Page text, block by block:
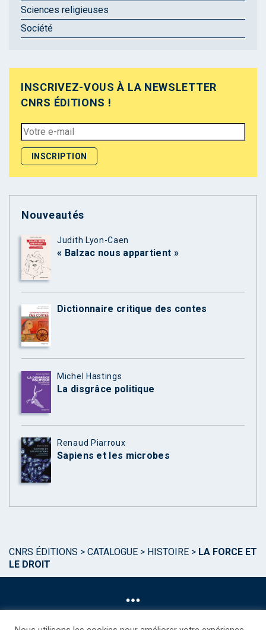
Sciences religieuses
Société
INSCRIVEZ-VOUS À LA NEWSLETTER
CNRS ÉDITIONS !
Nouveautés
Judith Lyon-Caen
« Balzac nous appartient »
Dictionnaire critique des contes
Michel Hastings
La disgrâce politique
Renaud Piarroux
Sapiens et les microbes
CNRS ÉDITIONS > CATALOGUE > HISTOIRE > LA FORCE ET
LE DROIT